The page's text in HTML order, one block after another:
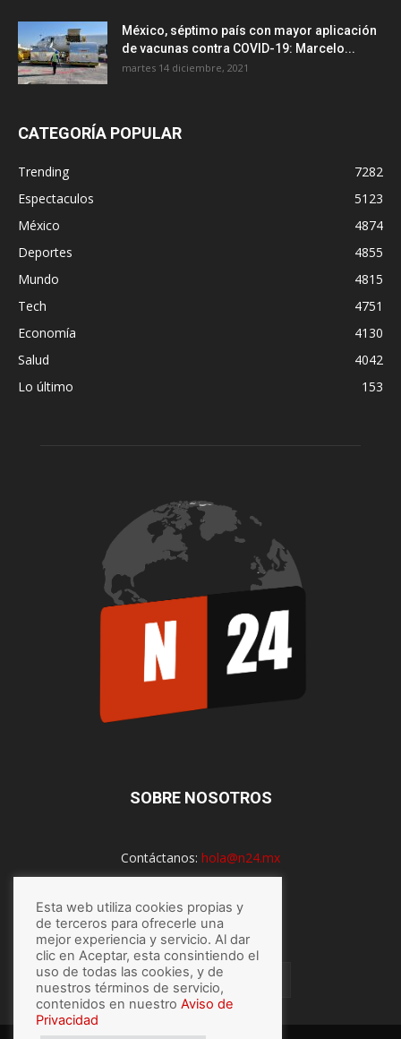
México, séptimo país con mayor aplicación
de vacunas contra COVID-19: Marcelo...
martes 14 diciembre, 2021
CATEGORÍA POPULAR
Trending
7282
Espectaculos
5123
México
4874
Deportes
4855
Mundo
4815
Tech
4751
Economía
4130
Salud
4042
Lo último
153
SOBRE NOSOTROS
Contáctanos: hola@n24.mx
SÍGUENOS
Esta web utiliza cookies propias y
de terceros para ofrecerle una
mejor experiencia y servicio. Al dar
clic en Aceptar, esta consintiendo el
uso de todas las cookies, y de
nuestros términos de servicio,
contenidos en nuestro Aviso de
Privacidad